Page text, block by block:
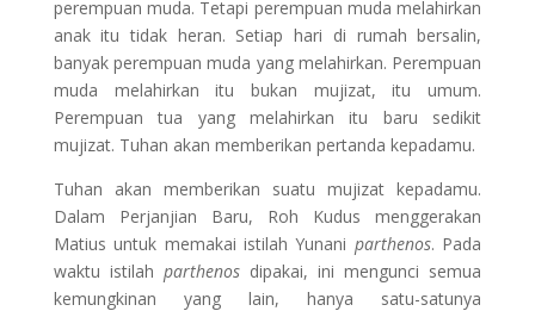
perempuan muda. Tetapi perempuan muda melahirkan
anak itu tidak heran. Setiap hari di rumah bersalin,
banyak perempuan muda yang melahirkan. Perempuan
muda melahirkan itu bukan mujizat, itu umum.
Perempuan tua yang melahirkan itu baru sedikit
mujizat. Tuhan akan memberikan pertanda kepadamu.
Tuhan akan memberikan suatu mujizat kepadamu.
Dalam Perjanjian Baru, Roh Kudus menggerakan
Matius untuk memakai istilah Yunani parthenos. Pada
waktu istilah parthenos dipakai, ini mengunci semua
kemungkinan yang lain, hanya satu-satunya